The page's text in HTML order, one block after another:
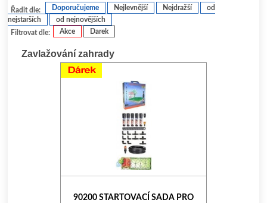
Filtrovat dle: Akce Darek
Řadit dle: Doporučujeme Nejlevnější Nejdražší
od
nejstarších
od nejnovějších
Zavlažování zahrady
90200 STARTOVACÍ SADA PRO